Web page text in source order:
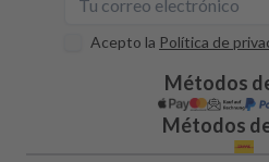
Acepto la Política de
Métodos
Métodos